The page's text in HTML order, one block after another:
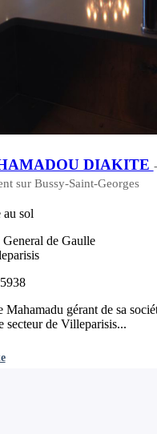
DIAKITE
sur Bussy-Saint-Georges
au sol
General de Gaulle
gérant de sa
secteur de Villeparisis...